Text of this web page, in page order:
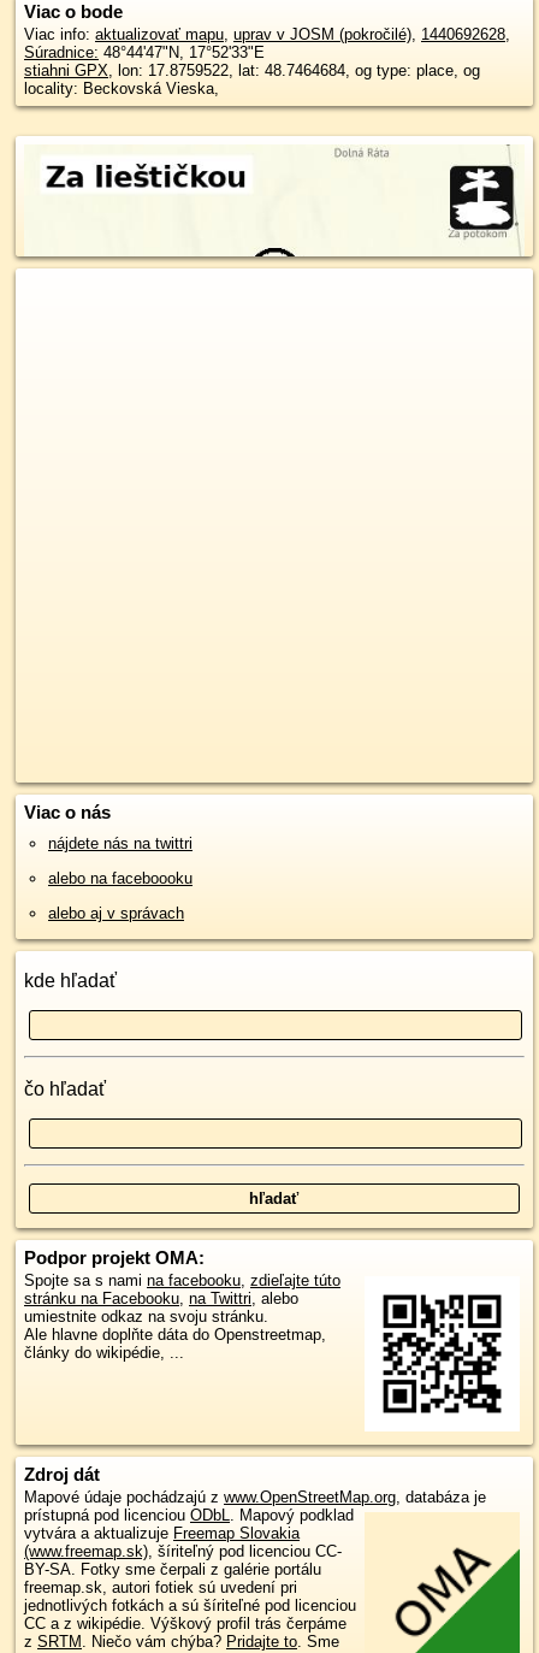
Viac o bode
Viac info: aktualizovať mapu, uprav v JOSM (pokročilé), 1440692628,
Súradnice: 48°44'47"N, 17°52'33"E
stiahni GPX, lon: 17.8759522, lat: 48.7464684, og type: place, og
locality: Beckovská Vieska,
Viac o nás
nájdete nás na twittri
alebo na faceboooku
alebo aj v správach
kde hľadať
čo hľadať
Podpor projekt OMA:
Spojte sa s nami na facebooku, zdieľajte túto
stránku na Facebooku, na Twittri, alebo
umiestnite odkaz na svoju stránku.
Ale hlavne doplňte dáta do Openstreetmap,
články do wikipédie, ...
Zdroj dát
Mapové údaje pochádzajú z www.OpenStreetMap.org, databáza je
prístupná pod licenciou ODbL. Mapový podklad
vytvára a aktualizuje Freemap Slovakia
(www.freemap.sk), šíriteľný pod licenciou CC-
BY-SA. Fotky sme čerpali z galérie portálu
freemap.sk, autori fotiek sú uvedení pri
jednotlivých fotkách a sú šíriteľné pod licenciou
CC a z wikipédie. Výškový profil trás čerpáme
z SRTM . Niečo vám chýba? Pridajte to. Sme